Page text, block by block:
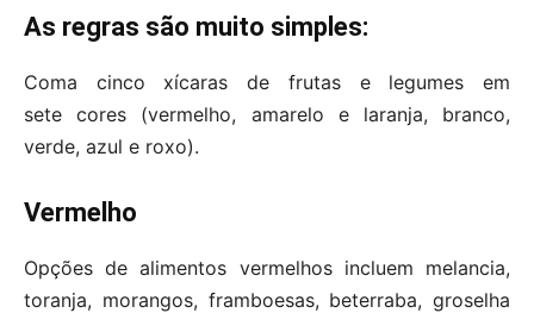
As regras são muito simples:
Coma cinco xícaras de frutas e legumes em
sete cores (vermelho, amarelo e laranja, branco,
verde, azul e roxo).
Vermelho
Opções de alimentos vermelhos incluem melancia,
toranja, morangos, framboesas, beterraba, groselha